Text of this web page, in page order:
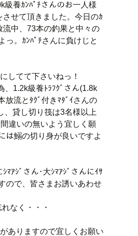
級養ｶﾝﾊﾟﾁさんのお一人様
せて頂きました。今日のｶ
流中、73本の釣果と中々の
っ。ｶﾝﾊﾟﾁさんに負けじと
してて下さいねっ！
、1.2k級養ﾄﾗﾌｸﾞさん(1.8k
放流とﾀｸﾞ付きﾏﾀﾞｲさんの
、貸し切り筏は3名様以上
違いの無いよう宜しく願
は鰯の切り身が良いですよ
ﾏｱｼﾞさん･大ｼﾏｱｼﾞさんにｲｻ
ので、皆さまお誘いあわせ
なく・・・
ありますので宜しくお願い